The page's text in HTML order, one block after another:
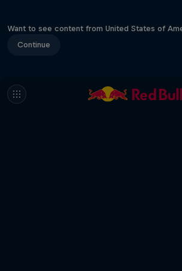
Want to see content from United States of
Continue